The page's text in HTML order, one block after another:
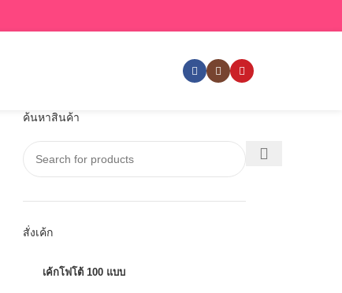
ค้นหาสินค้า
สั่งเค้ก
เค้กโฟโต้ 100 แบบ